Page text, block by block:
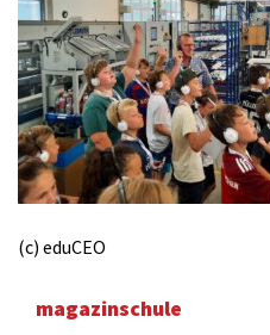
(c) eduCEO
magazinschule